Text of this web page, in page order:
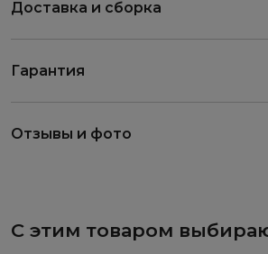
Доставка и сборка
Гарантия
Отзывы и фото
С этим товаром